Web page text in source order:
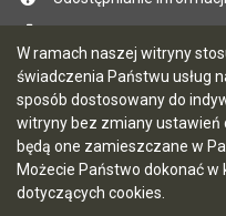
W ramach naszej witryny
świadczenia Państwu usług
sposób dostosowany do
witryny bez zmiany ustawień
będą one zamieszczane w
Możecie Państwo dokonać
dotyczących cookies.
Instrukcja obsługi
Statystyki oglądalności
Ostatnio dodane
Ostatnia aktualizacja